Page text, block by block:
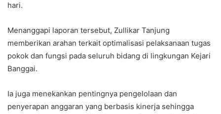
hari.
Menanggapi laporan tersebut, Zullikar Tanjung
memberikan arahan terkait optimalisasi pelaksanaan tugas
pokok dan fungsi pada seluruh bidang di lingkungan Kejari
Banggai.
Ia juga menekankan pentingnya pengelolaan dan
penyerapan anggaran yang berbasis kinerja sehingga